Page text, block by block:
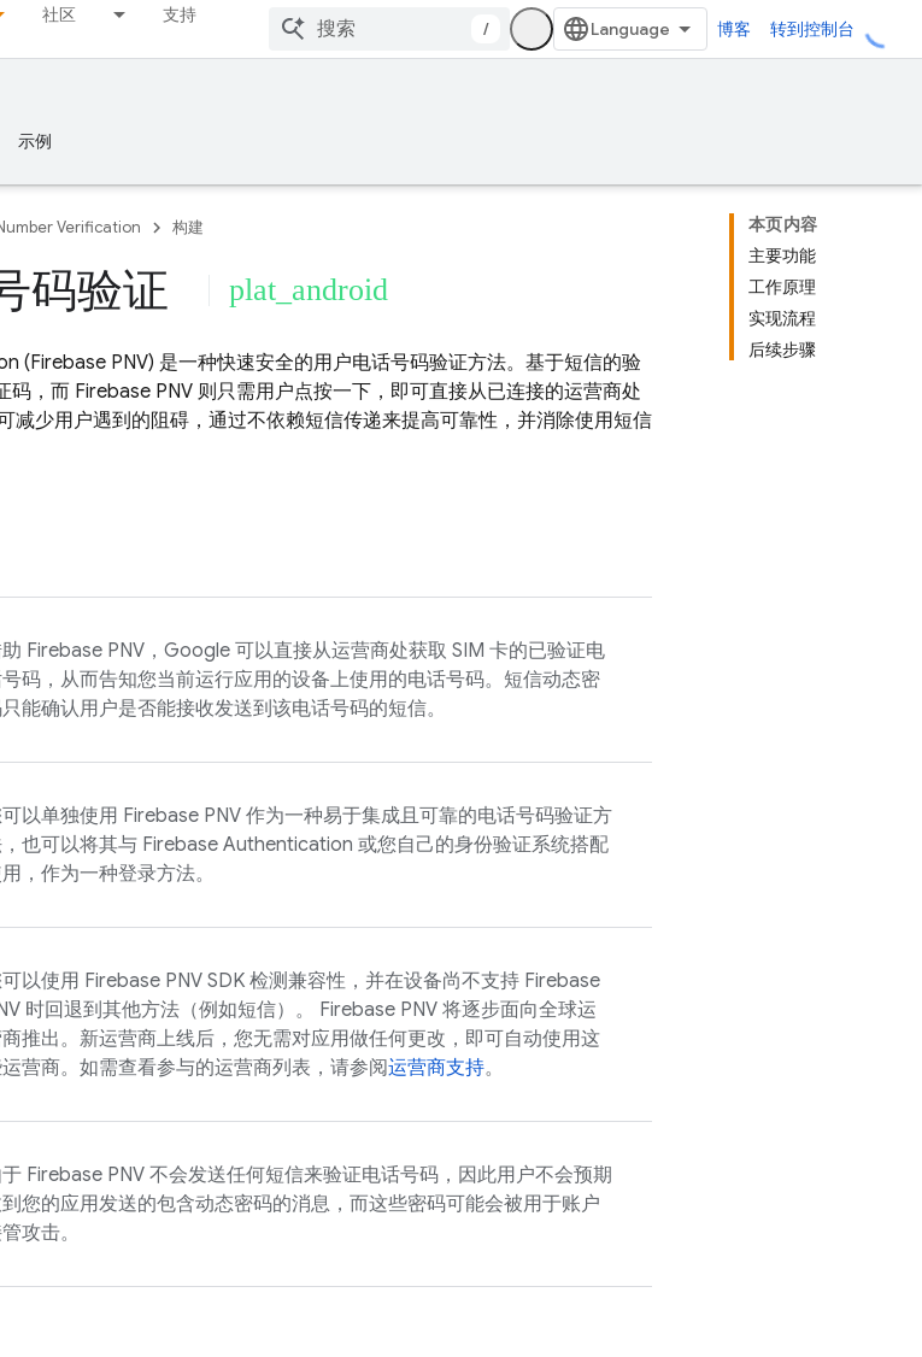
社区 支持
/ 博客 转到控制台
示例
本页内容
主要功能
工作原理
实现流程
后续步骤
Verification 构建
码验证 plat_android
(Firebase PNV) 是一种快速安全的用户电话号码验证方法。基于短信的验
码，而 Firebase PNV 则只需用户点按一下，即可直接从已连接的运营商处
减少用户遇到的阻碍，通过不依赖短信传递来提高可靠性，并消除使用短信
Firebase PNV ，Google 可以直接从运营商处获取 SIM 卡的已验证电
码，从而告知您当前运行应用的设备上使用的电话号码。短信动态密
能确认用户是否能接收发送到该电话号码的短信。
以单独使用 Firebase PNV 作为一种易于集成且可靠的电话号码验证方
也可以将其与 Firebase Authentication 或您自己的身份验证系统搭配
，作为一种登录方法。
以使用 Firebase PNV SDK 检测兼容性，并在设备尚不支持 Firebase
时回退到其他方法（例如短信）。 Firebase PNV 将逐步面向全球运
推出。新运营商上线后，您无需对应用做任何更改，即可自动使用这
营商。如需查看参与的运营商列表，请参阅运营商支持。
Firebase PNV 不会发送任何短信来验证电话号码，因此用户不会预期
您的应用发送的包含动态密码的消息，而这些密码可能会被用于账户
攻击。